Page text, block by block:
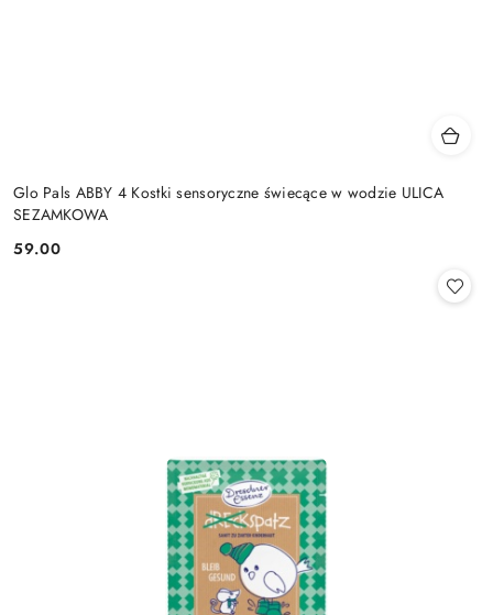
Glo Pals ABBY 4 Kostki sensoryczne świecące w wodzie ULICA
SEZAMKOWA
Cena:
59.00